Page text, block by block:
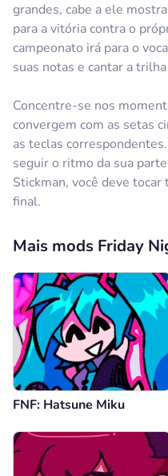
grandes, cabe a ele
para a vitória contra o
campeonato irá para o
suas notas e cantar a
Concentre-se nos
convergem com as setas
as teclas
seguir o ritmo da sua
Stickman, você deve tocar
final.
Mais mods Friday
FNF: Hatsune Miku